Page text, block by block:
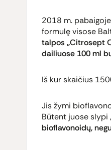
2018 m.
formulę visose
talpos „Citrosept
dailiuose 100 ml
Iš kur skaičius
Jis žymi
Būtent juose slypi
bioflavonoidų,